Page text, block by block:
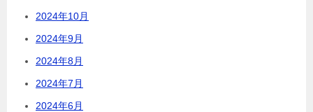
2024年10月
2024年9月
2024年8月
2024年7月
2024年6月